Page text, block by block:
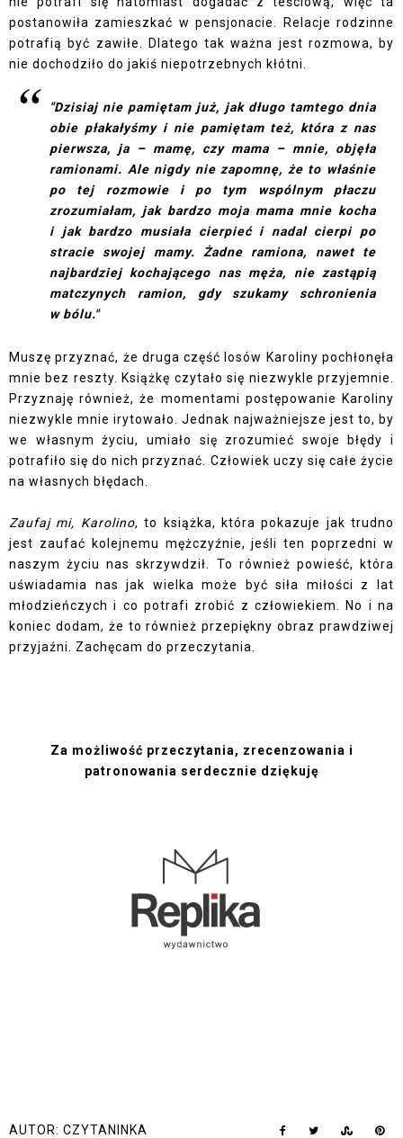
postanowiła zamieszkać w pensjonacie. Relacje rodzinne
potrafią być zawiłe. Dlatego tak ważna jest rozmowa, by
nie dochodziło do jakiś niepotrzebnych kłótni.
"Dzisiaj nie pamiętam już, jak długo tamtego dnia
obie płakałyśmy i nie pamiętam też, która z nas
pierwsza, ja – mamę, czy mama – mnie, objęła
ramionami. Ale nigdy nie zapomnę, że to właśnie
po tej rozmowie i po tym wspólnym płaczu
zrozumiałam, jak bardzo moja mama mnie kocha
i jak bardzo musiała cierpieć i nadal cierpi po
stracie swojej mamy. Żadne ramiona, nawet te
najbardziej kochającego nas męża, nie zastąpią
matczynych ramion, gdy szukamy schronienia
w bólu."
Muszę przyznać, że druga część losów Karoliny pochłonęła
mnie bez reszty. Książkę czytało się niezwykle przyjemnie.
Przyznaję również, że momentami postępowanie Karoliny
niezwykle mnie irytowało. Jednak najważniejsze jest to, by
we własnym życiu, umiało się zrozumieć swoje błędy i
potrafiło się do nich przyznać. Człowiek uczy się całe życie
na własnych błędach.
Zaufaj mi, Karolino, to książka, która pokazuje jak trudno
jest zaufać kolejnemu mężczyźnie, jeśli ten poprzedni w
naszym życiu nas skrzywdził. To również powieść, która
uświadamia nas jak wielka może być siła miłości z lat
młodzieńczych i co potrafi zrobić z człowiekiem. No i na
koniec dodam, że to również przepiękny obraz prawdziwej
przyjaźni. Zachęcam do przeczytania.
Za możliwość przeczytania, zrecenzowania i
patronowania serdecznie dziękuję
AUTOR: CZYTANINKA